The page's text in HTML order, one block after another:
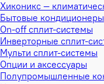
Хиконикс —
Бытовые кондиционеры
On-off сплит-системы
Инверторные сплит-
Мульти сплит-системы
Опции и аксессуары
Полупромышленные